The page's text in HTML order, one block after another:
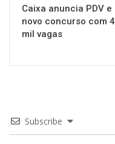
Caixa anuncia PDV e
novo concurso com 4
mil vagas
Subscribe